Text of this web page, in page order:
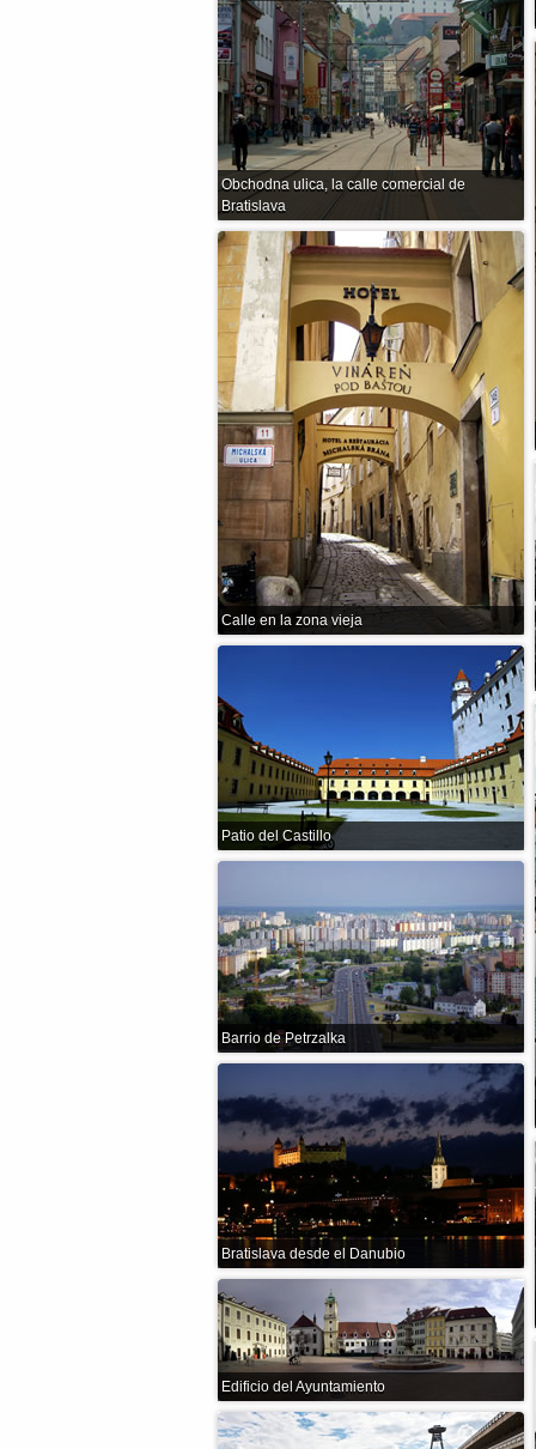
Obchodna ulica, la calle comercial de
Bratislava
Calle en la zona vieja
Patio del Castillo
Barrio de Petrzalka
Bratislava desde el Danubio
Edificio del Ayuntamiento